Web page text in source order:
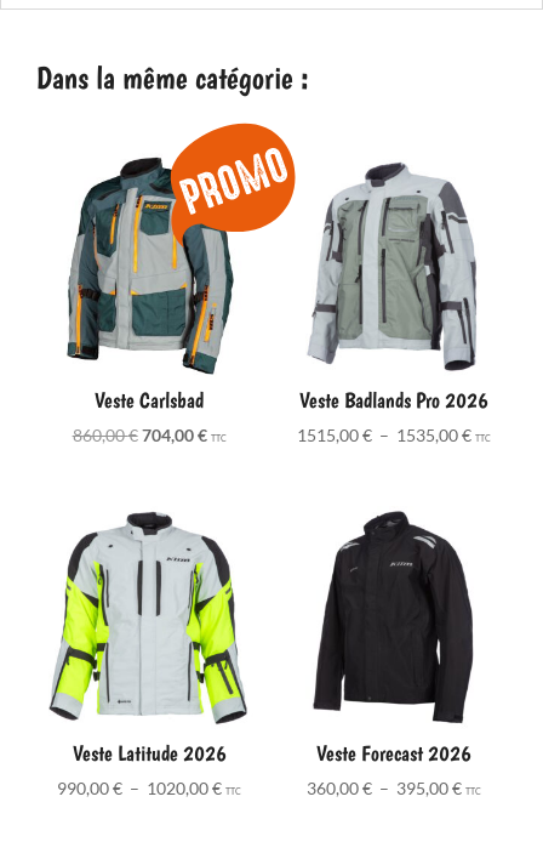
Dans la même catégorie :
Veste Carlsbad
860,00€Le
était :
860,00 €.
704,00€Le
704,00 €.
TTC
Veste Badlands Pro 2026
1515,00€ – 1535,00€Plage
TTC
Veste Latitude 2026
990,00€ – 1020,00€Plage
TTC
Veste Forecast 2026
360,00€ – 395,00€Plage
TTC